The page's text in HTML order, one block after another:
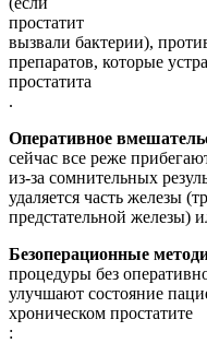
простатит
вызвали бактерии),
препаратов, которые
простатита
.
Оперативное
сейчас все реже
из-за сомнительных
удаляется часть железы
предстательной железы)
Безоперационные
процедуры без
улучшают состояние
хроническом простатите
: